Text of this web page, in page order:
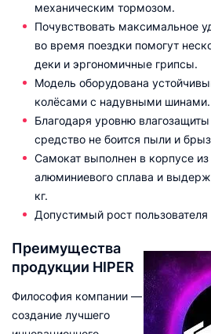
механическим тормозом.
Почувствовать максимальное
во время поездки помогут
деки и эргономичные грипсы.
Модель оборудована
колёсами с надувными шинами.
Благодаря уровню
средство не боится пыли и
Самокат выполнен в корпусе из
алюминиевого сплава и
кг.
Допустимый рост
Преимущества
продукции HIPER
Философия компании —
создание лучшего